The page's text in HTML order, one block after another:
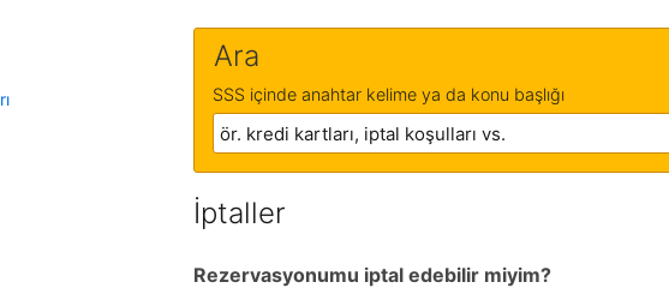
Ara
SSS içinde anahtar kelime ya da konu başlığı
İptaller
Rezervasyonumu iptal edebilir miyim?